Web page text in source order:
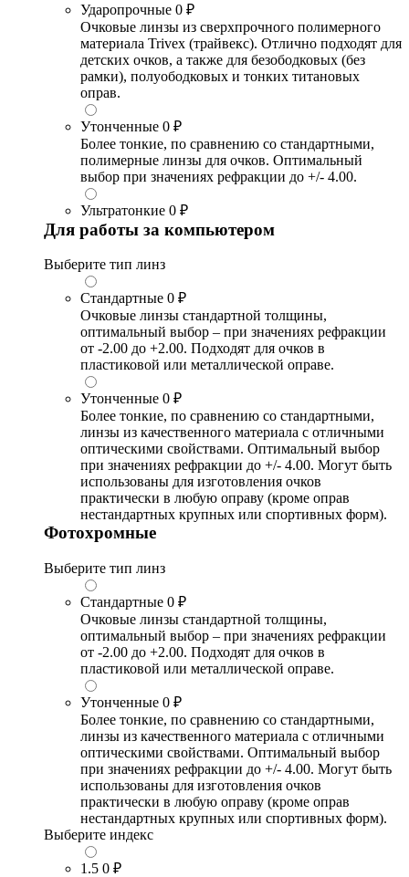
Ударопрочные 0 ₽
Очковые линзы из сверхпрочного полимерного
материала Trivex (трайвекс). Отлично подходят для
детских очков, а также для безободковых (без
рамки), полуободковых и тонких титановых
оправ.
Утонченные 0 ₽
Более тонкие, по сравнению со стандартными,
полимерные линзы для очков. Оптимальный
выбор при значениях рефракции до +/- 4.00.
Ультратонкие 0 ₽
Для работы за компьютером
Выберите тип линз
Стандартные 0 ₽
Очковые линзы стандартной толщины,
оптимальный выбор – при значениях рефракции
от -2.00 до +2.00. Подходят для очков в
пластиковой или металлической оправе.
Утонченные 0 ₽
Более тонкие, по сравнению со стандартными,
линзы из качественного материала с отличными
оптическими свойствами. Оптимальный выбор
при значениях рефракции до +/- 4.00. Могут быть
использованы для изготовления очков
практически в любую оправу (кроме оправ
нестандартных крупных или спортивных форм).
Фотохромные
Выберите тип линз
Стандартные 0 ₽
Очковые линзы стандартной толщины,
оптимальный выбор – при значениях рефракции
от -2.00 до +2.00. Подходят для очков в
пластиковой или металлической оправе.
Утонченные 0 ₽
Более тонкие, по сравнению со стандартными,
линзы из качественного материала с отличными
оптическими свойствами. Оптимальный выбор
при значениях рефракции до +/- 4.00. Могут быть
использованы для изготовления очков
практически в любую оправу (кроме оправ
нестандартных крупных или спортивных форм).
Выберите индекс
1.5 0 ₽